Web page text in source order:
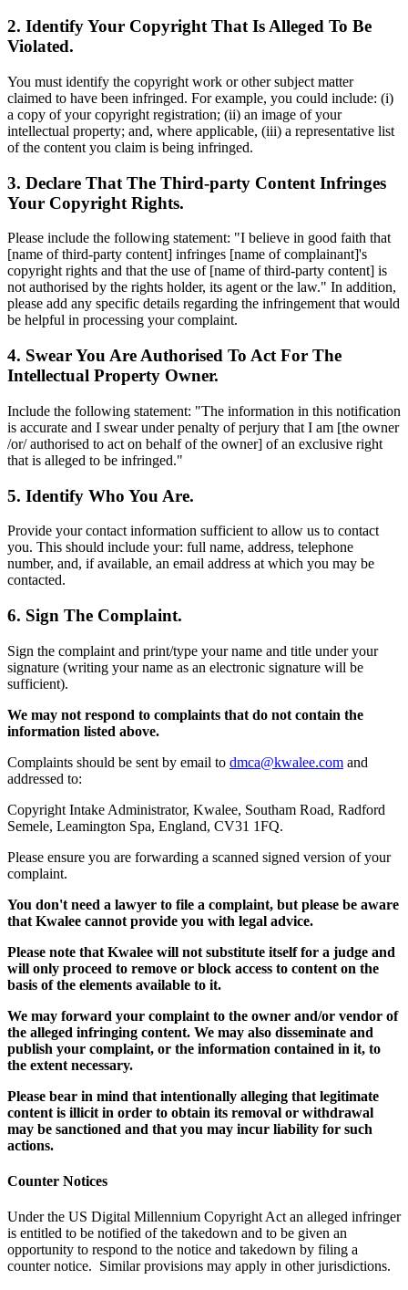
2. Identify Your Copyright That Is Alleged To Be
Violated.
You must identify the copyright work or other subject matter
claimed to have been infringed. For example, you could include: (i)
a copy of your copyright registration; (ii) an image of your
intellectual property; and, where applicable, (iii) a representative list
of the content you claim is being infringed.
3. Declare That The Third-party Content Infringes
Your Copyright Rights.
Please include the following statement: "I believe in good faith that
[name of third-party content] infringes [name of complainant]'s
copyright rights and that the use of [name of third-party content] is
not authorised by the rights holder, its agent or the law." In addition,
please add any specific details regarding the infringement that would
be helpful in processing your complaint.
4. Swear You Are Authorised To Act For The
Intellectual Property Owner.
Include the following statement: "The information in this notification
is accurate and I swear under penalty of perjury that I am [the owner
/or/ authorised to act on behalf of the owner] of an exclusive right
that is alleged to be infringed."
5. Identify Who You Are.
Provide your contact information sufficient to allow us to contact
you. This should include your: full name, address, telephone
number, and, if available, an email address at which you may be
contacted.
6. Sign The Complaint.
Sign the complaint and print/type your name and title under your
signature (writing your name as an electronic signature will be
sufficient).
We may not respond to complaints that do not contain the
information listed above.
Complaints should be sent by email to dmca@kwalee.com and
addressed to:
Copyright Intake Administrator, Kwalee, Southam Road, Radford
Semele, Leamington Spa, England, CV31 1FQ.
Please ensure you are forwarding a scanned signed version of your
complaint.
You don't need a lawyer to file a complaint, but please be aware
that Kwalee cannot provide you with legal advice.
Please note that Kwalee will not substitute itself for a judge and
will only proceed to remove or block access to content on the
basis of the elements available to it.
We may forward your complaint to the owner and/or vendor of
the alleged infringing content. We may also disseminate and
publish your complaint, or the information contained in it, to
the extent necessary.
Please bear in mind that intentionally alleging that legitimate
content is illicit in order to obtain its removal or withdrawal
may be sanctioned and that you may incur liability for such
actions.
Counter Notices
Under the US Digital Millennium Copyright Act an alleged infringer
is entitled to be notified of the takedown and to be given an
opportunity to respond to the notice and takedown by filing a
counter notice. Similar provisions may apply in other jurisdictions.